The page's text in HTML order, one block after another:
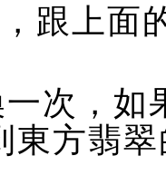
跟上面
次，如
東方翡